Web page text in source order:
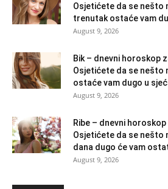
Osjetićete da se nešto
trenutak ostaće vam
August 9, 2026
Bik – dnevni horoskop
Osjetićete da se nešto
ostaće vam dugo u
August 9, 2026
Ribe – dnevni
Osjetićete da se nešto
dana dugo će vam
August 9, 2026